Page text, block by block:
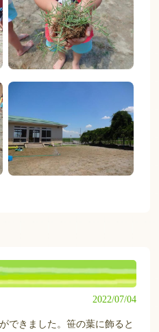
2022/07/04
できました。笹の葉に飾ると